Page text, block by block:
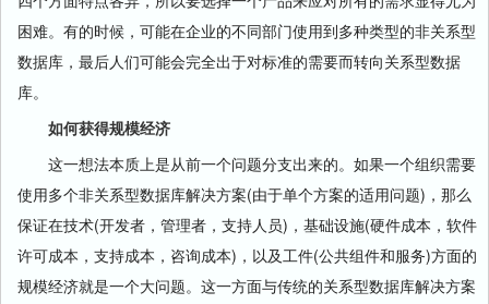
困难。有的时候，可能在企业的不同部门使用到多种类型的非关系型
数据库，最后人们可能会完全出于对标准的需要而转向关系型数据
库。
如何获得规模经济
这一想法本质上是从前一个问题分支出来的。如果一个组织需要
使用多个非关系型数据库解决方案(由于单个方案的适用问题)，那么
保证在技术(开发者，管理者，支持人员)，基础设施(硬件成本，软件
许可成本，支持成本，咨询成本)，以及工件(公共组件和服务)方面的
规模经济就是一个大问题。这一方面与传统的关系型数据库解决方案